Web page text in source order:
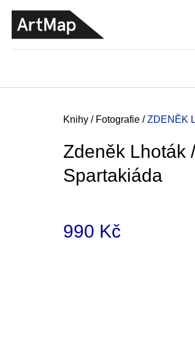
Domů
Knihy / Fotografie / ZDENĚK
Zdeněk Lhoták /
Spartakiáda
990 Kč
ZPĚT
DO
OBCHODU
ZPĚT
DO
OBCHODU